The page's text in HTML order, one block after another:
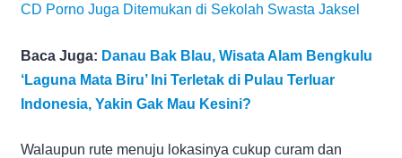
CD Porno Juga Ditemukan di Sekolah Swasta Jaksel
Baca Juga: Danau Bak Blau, Wisata Alam Bengkulu
‘Laguna Mata Biru’ Ini Terletak di Pulau Terluar
Indonesia, Yakin Gak Mau Kesini?
Walaupun rute menuju lokasinya cukup curam dan